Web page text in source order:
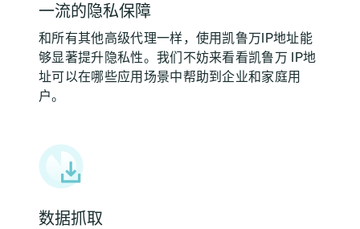
一流的隐私保障
和所有其他高级代理一样，使用凯鲁万IP地址能
够显著提升隐私性。我们不妨来看看凯鲁万 IP地
址可以在哪些应用场景中帮助到企业和家庭用
户。
数据抓取